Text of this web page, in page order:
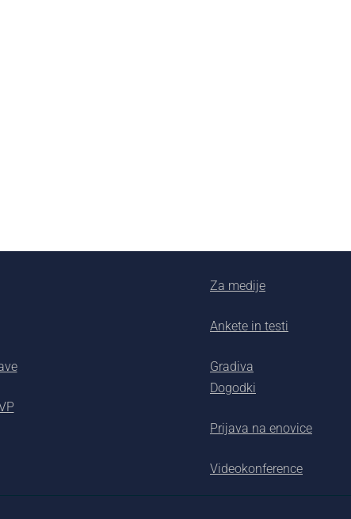
Za medije
Ankete in testi
Gradiva
Dogodki
Prijava na enovice
Videokonference